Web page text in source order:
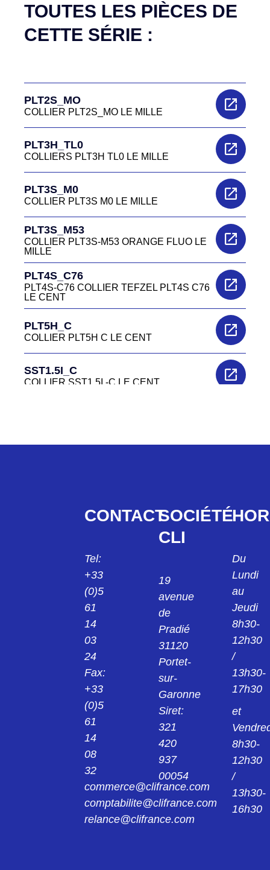
TOUTES LES PIÈCES DE
CETTE SÉRIE :
PLT2S_MO
COLLIER PLT2S_MO LE MILLE
PLT3H_TL0
COLLIERS PLT3H TL0 LE MILLE
PLT3S_M0
COLLIER PLT3S M0 LE MILLE
PLT3S_M53
COLLIER PLT3S-M53 ORANGE FLUO LE
MILLE
PLT4S_C76
PLT4S-C76 COLLIER TEFZEL PLT4S C76
LE CENT
PLT5H_C
COLLIER PLT5H C LE CENT
SST1.5I_C
COLLIER SST1.5I -C LE CENT
COLLIERS PLT1M M LE MILLE
COLLIER PLT1M M0 LE MILLE
PLT1M_M76
COLLIER TEFZEL PLT1M-M76 LE MILLE
COLLIER TEFZEL PLT2I-M76 LE MILLE
COLLIER PLT2M-MO LE MILLE
COLLIER PLT2S-M LE MILLE E0043-1A9P
COLLIER TEFZEL PLT2S-M76 LE MILLE
E0043-1D11P
CONTACT
Tel:
+33
(0)5
61
14
03
24
Fax:
+33
(0)5
61
14
08
32
commerce@clifrance.com
comptabilite@clifrance.com
relance@clifrance.com
SOCIÉTÉ
CLI
19
avenue
de
Pradié
31120
Portet-
sur-
Garonne
Siret:
321
420
937
00054
Du
Lundi
au
Jeudi
8h30-
12h30
/
13h30-
17h30
et
8h30-
12h30
/
13h30-
16h30